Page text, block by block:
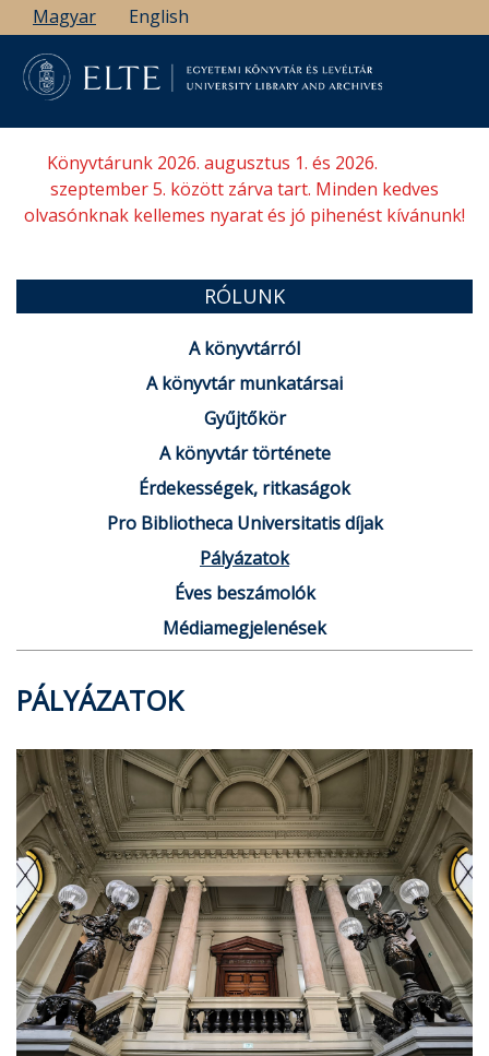
Ugrás
a
tartalomra
Magyar English
Könyvtárunk 2026. augusztus 1. és 2026.
szeptember 5. között zárva tart. Minden kedves
olvasónknak kellemes nyarat és jó pihenést kívánunk!
RÓLUNK
A könyvtárról
A könyvtár munkatársai
Gyűjtőkör
A könyvtár története
Érdekességek, ritkaságok
Pro Bibliotheca Universitatis díjak
Pályázatok
Éves beszámolók
Médiamegjelenések
PÁLYÁZATOK